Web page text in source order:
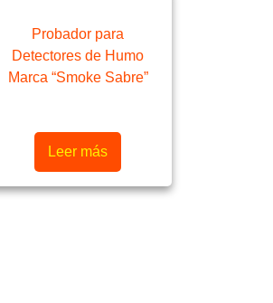
Probador para
Detectores de Humo
Marca “Smoke Sabre”
Leer más